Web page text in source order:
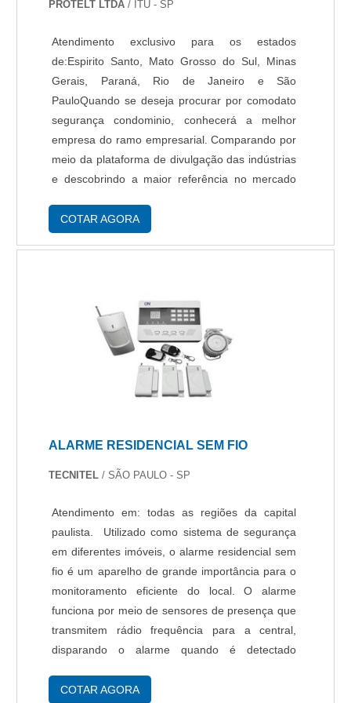
alto fluxo e estacionamentos, este tipo de
automação também pode ser integrado a
bancos de dados para o registro de entradas e
saídas. Esses sistemas robustos e confiáveis
atendem às necessidades específicas de
segurança e eficiência, sendo indispensáveis
para o setor corporativo.
PROTELT LTDA / ITU - SP
Atendimento exclusivo para os estados
de:Espirito Santo, Mato Grosso do Sul, Minas
Gerais, Paraná, Rio de Janeiro e São
PauloQuando se deseja procurar por comodato
segurança condominio, conhecerá a melhor
empresa do ramo empresarial. Comparando por
meio da plataforma de divulgação das indústrias
e descobrindo a maior referência no mercado
que o serviço deve sempre ser prestado por
elaboradas. Assim, é possível poupar gastos
desnecessários que podem ser direcionados a
outras áreas mais importantes.DIFERENCIAIS
IMPORTANTES DE COMODATO SEGURANÇA
CONDOMINIOSe alguém quer achar comodato
encontrar leitor facial e acesso remoto, visando
sempre a qualidade final para a fidelização do
comodato segurança condominio, na essência
da empresa, a mesma deve prezar pelos
produtos e serviços com ótima qualidade e
precisão, detalhes que passam despercebidos e
podem gerar prejuízo futuros para os
clientes.Existem muitas formas diferentes de
demonstrar conhecimento e autoridade em sua
área de atuação. Boas razões pelas quais a
comodato segurança condominio:
COTAR AGORA
ALARME RESIDENCIAL SEM FIO
TECNITEL / SÃO PAULO - SP
Atendimento em: todas as regiões da capital
paulista. Utilizado como sistema de segurança
em diferentes imóveis, o alarme residencial sem
fio é um aparelho de grande importância para o
monitoramento eficiente do local. O alarme
funciona por meio de sensores de presença que
transmitem rádio frequência para a central,
disparando o alarme quando é detectado
de alarme residencial sem fio Ao instalar ....
COTAR AGORA